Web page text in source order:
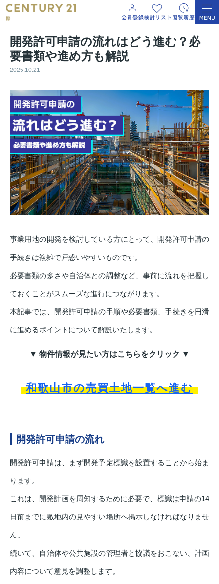
開発許可申請の流れはどう進む？必
要書類や進め方も解説
2025.10.21
事業用地の開発を検討している方にとって、開発許可申請の
手続きは複雑で戸惑いやすいものです。
必要書類の多さや自治体との調整など、事前に流れを把握し
ておくことがスムーズな進行につながります。
本記事では、開発許可申請の手順や必要書類、手続きを円滑
に進めるポイントについて解説いたします。
▼ 物件情報が見たい方はこちらをクリック ▼
和歌山市の売買土地一覧へ進む
開発許可申請の流れ
開発許可申請は、まず開発予定標識を設置することから始ま
ります。
これは、開発計画を周知するために必要で、標識は申請の14
日前までに敷地内の見やすい場所へ掲示しなければなりませ
ん。
続いて、自治体や公共施設の管理者と協議をおこない、計画
内容について意見を調整します。